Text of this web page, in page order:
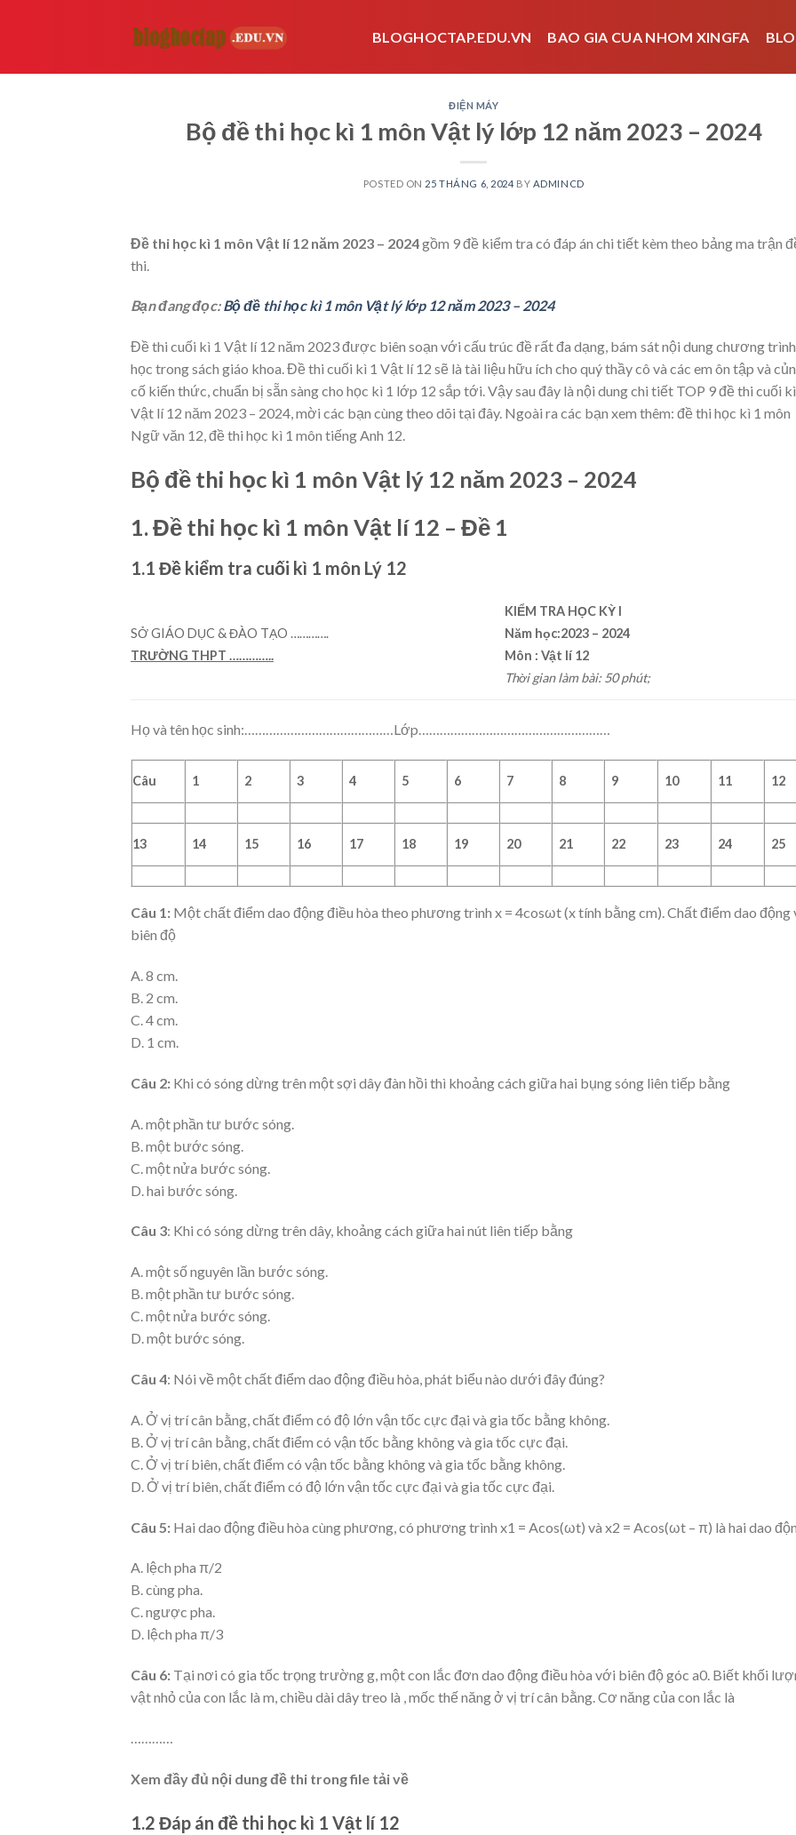
BLOGHOCTAP.EDU.VN BAO GIA CUA NHOM XINGFA
ĐIỆN MÁY
Bộ đề thi học kì 1 môn Vật lý lớp 12 năm 2023 – 2024
POSTED ON 25 THÁNG 6, 2024 BY ADMINCD
Đề thi học kì 1 môn Vật lí 12 năm 2023 – 2024gồm 9 đề kiểm tra có đáp án chi tiết kèm theo bảng ma trận
thi.
Bạn đang đọc:Bộ đề thi học kì 1 môn Vật lý lớp 12 năm 2023 – 2024
Đề thi cuối kì 1 Vật lí 12 năm 2023 được biên soạn với cấu trúc đề rất đa dạng, bám sát nội dung chương trình
học trong sách giáo khoa. Đề thi cuối kì 1 Vật lí 12 sẽ là tài liệu hữu ích cho quý thầy cô và các em ôn tập và
cố kiến thức, chuẩn bị sẵn sàng cho học kì 1 lớp 12 sắp tới. Vậy sau đây là nội dung chi tiết TOP 9 đề thi cuối
Vật lí 12 năm 2023 – 2024, mời các bạn cùng theo dõi tại đây. Ngoài ra các bạn xem thêm: đề thi học kì 1 môn
Ngữ văn 12, đề thi học kì 1 môn tiếng Anh 12.
Bộ đề thi học kì 1 môn Vật lý 12 năm 2023 – 2024
1. Đề thi học kì 1 môn Vật lí 12 – Đề 1
1.1 Đề kiểm tra cuối kì 1 môn Lý 12
SỞ GIÁO DỤC & ĐÀO TẠO ………….
TRƯỜNG THPT …………..
KIỂM TRA HỌC KỲ I
Năm học:2023 – 2024
Môn : Vật lí 12
Thời gian làm bài: 50 phút;
Họ và tên học sinh:……………………………………Lớp………………………………………………
Câu 1 2 3 4 5 6 7 8 9 10 11 12
13 14 15 16 17 18 19 20 21 22 23 24 25
Câu 1: Một chất điểm dao động điều hòa theo phương trình x = 4cosωt (x tính bằng cm). Chất điểm dao động
biên độ
A. 8 cm.
B. 2 cm.
C. 4 cm.
D. 1 cm.
Câu 2: Khi có sóng dừng trên một sợi dây đàn hồi thì khoảng cách giữa hai bụng sóng liên tiếp bằng
A. một phần tư bước sóng.
B. một bước sóng.
C. một nửa bước sóng.
D. hai bước sóng.
Câu 3: Khi có sóng dừng trên dây, khoảng cách giữa hai nút liên tiếp bằng
A. một số nguyên lần bước sóng.
B. một phần tư bước sóng.
C. một nửa bước sóng.
D. một bước sóng.
Câu 4: Nói về một chất điểm dao động điều hòa, phát biểu nào dưới đây đúng?
A. Ở vị trí cân bằng, chất điểm có độ lớn vận tốc cực đại và gia tốc bằng không.
B. Ở vị trí cân bằng, chất điểm có vận tốc bằng không và gia tốc cực đại.
C. Ở vị trí biên, chất điểm có vận tốc bằng không và gia tốc bằng không.
D. Ở vị trí biên, chất điểm có độ lớn vận tốc cực đại và gia tốc cực đại.
Câu 5: Hai dao động điều hòa cùng phương, có phương trình x1 = Acos(ωt) và x2 = Acos(ωt – π) là hai dao
A. lệch pha π/2
B. cùng pha.
C. ngược pha.
D. lệch pha π/3
Câu 6: Tại nơi có gia tốc trọng trường g, một con lắc đơn dao động điều hòa với biên độ góc a0. Biết khối
vật nhỏ của con lắc là m, chiều dài dây treo là , mốc thế năng ở vị trí cân bằng. Cơ năng của con lắc là
…………
Xem đầy đủ nội dung đề thi trong file tải về
1.2 Đáp án đề thi học kì 1 Vật lí 12